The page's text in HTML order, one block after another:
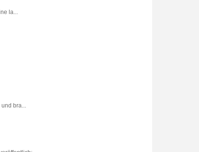
la...
und bra...